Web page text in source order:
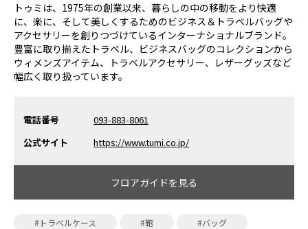
トゥミは、1975年の創業以来、暮らしの中の移動をより快適
に、楽に、そして美しくするためのビジネス＆トラベルバッグや
アクセサリーを創りつづけているインターナショナルブランド。
豊富に取り揃えたトラベル、ビジネスバッグのコレクションから
ウィメンズアイテム、トラベルアクセサリー、レザーグッズなど
幅広く取り扱っています。
フロアガイドを見る
電話番号
093-883-8061
公式サイト
https://www.tumi.co.jp/
#トラベルケース #鞄 #バッグ